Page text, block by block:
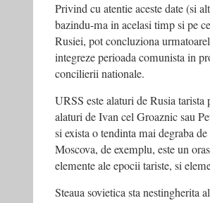
Privind cu atentie aceste date (si
bazindu-ma in acelasi timp si pe
Rusiei, pot concluziona
integreze perioada comunista in
concilierii nationale.
URSS este alaturi de Rusia
alaturi de Ivan cel Groaznic sau
si exista o tendinta mai degraba
Moscova, de exemplu, este un
elemente ale epocii tariste, si
Steaua sovietica sta nestingherita